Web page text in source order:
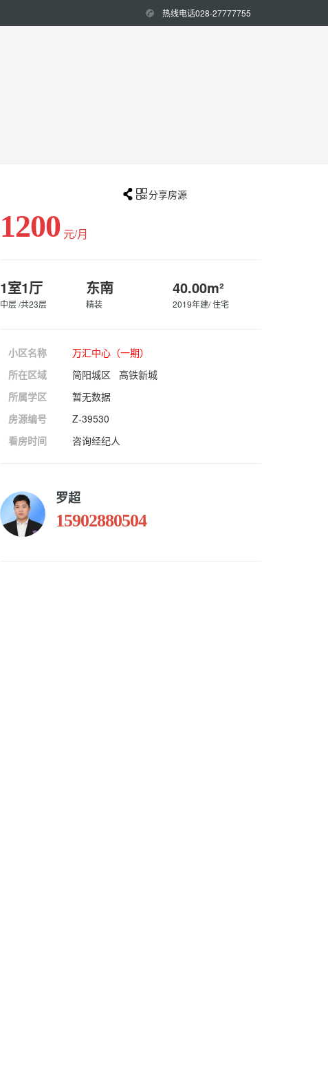
热线电话028-27777755
 分享房源
1200 元/月
1室1厅
中层 /共23层
东南
精装
40.00m²
2019年建/ 住宅
小区名称
万汇中心（一期）
所在区域
简阳城区 高铁新城
所属学区
暂无数据
房源编号
Z-39530
看房时间
咨询经纪人
罗超
15902880504